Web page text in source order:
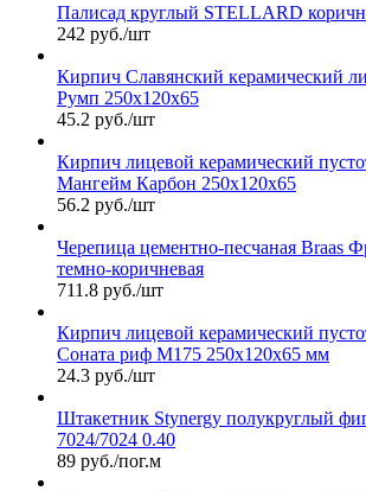
Палисад круглый STELLARD
242 руб./шт
Кирпич Славянский керамический
Румп 250х120х65
45.2 руб./шт
Кирпич лицевой керамический
Мангейм Карбон 250х120х65
56.2 руб./шт
Черепица цементно-песчаная Braas
темно-коричневая
711.8 руб./шт
Кирпич лицевой керамический
Соната риф М175 250х120х65 мм
24.3 руб./шт
Штакетник Stynergy полукруглый
7024/7024 0.40
89 руб./пог.м